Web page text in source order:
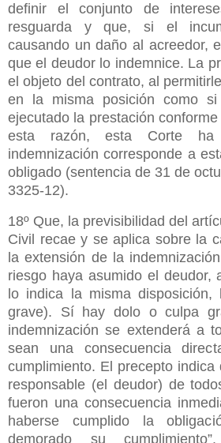
definir el conjunto de
resguarda y que, si el
causando un daño al acreedor,
que el deudor lo indemnice. La
el objeto del contrato, al
en la misma posición como
ejecutado la prestación
esta razón, esta Corte
indemnización corresponde a
obligado (sentencia de 31 de
3325-12).
18º Que, la previsibilidad del
Civil recae y se aplica sobre la
la extensión de la
riesgo haya asumido el deudor,
lo indica la misma
grave). Sí hay dolo o culpa
indemnización se extenderá a
sean una consecuencia
cumplimiento. El precepto indica
responsable (el deudor) de
fueron una consecuencia
haberse cumplido la
demorado su